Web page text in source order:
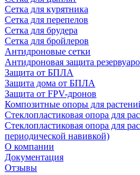
Сетка для курятника
Сетка для перепелов
Сетка для брудера
Сетка для бройлеров
Антидроновые сетки
Антидроновая защита
Защита от БПЛА
Защита дома от БПЛА
Защита от FPV-дронов
Композитные опоры для
Стеклопластиковая опора для
Стеклопластиковая опора для
периодической навивкой)
О компании
Документация
Отзывы